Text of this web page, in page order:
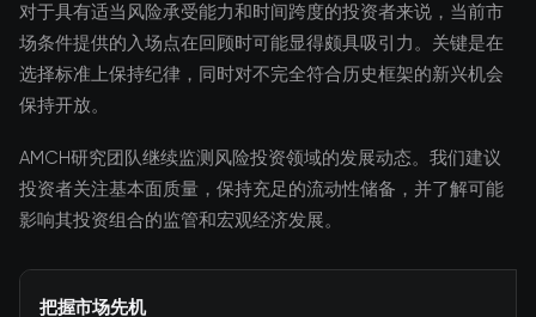
对于具有适当风险承受能力和时间跨度的投资者来说，当前市
场条件提供的入场点在回顾时可能显得颇具吸引力。关键是在
选择标准上保持纪律，同时对不完全符合历史框架的新兴机会
保持开放。
AMCH研究团队继续监测风险投资领域的发展动态。我们建议
投资者关注基本面质量，保持充足的流动性储备，并了解可能
影响其投资组合的监管和宏观经济发展。
把握市场先机